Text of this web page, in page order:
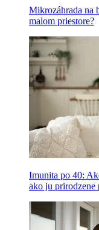
Mikrozáhrada na
malom priestore?
Imunita po 40:
ako ju